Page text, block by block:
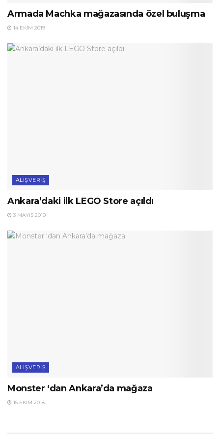
Armada Machka mağazasında özel buluşma
14 EKIM 2019
ALIŞVERIŞ
Ankara’daki ilk LEGO Store açıldı
3 MAYIS 2019
ALIŞVERIŞ
Monster ‘dan Ankara’da mağaza
15 EKIM 2018